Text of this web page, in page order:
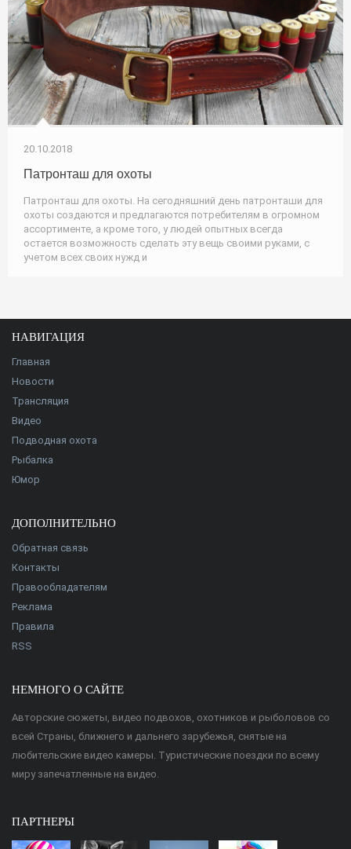
20.10.2018
Патронташ для охоты
Патронташ для охоты. На сегодняшний день патронташи для
охоты создаются и предлагаются потребителям в огромном
ассортименте, а кроме того, у людей опытных всегда
остается возможность сделать эту вещь своими руками, с
учетом всех своих нужд и
НАВИГАЦИЯ
Главная
Новости
Трансляция
Видео
Подводная охота
Рыбалка
Юмор
ДОПОЛНИТЕЛЬНО
Обратная связь
Контакты
Правообладателям
Реклама
Правила
RSS
НЕМНОГО О САЙТЕ
Авторские сюжеты, видео подвохов, охотников и рыболовов со
всей Страны, ближнего и дальнего зарубежья, снятые на
любительские видео камеры. Туристические поездки по всему
миру запечатленные на видео.
ПАРТНЕРЫ